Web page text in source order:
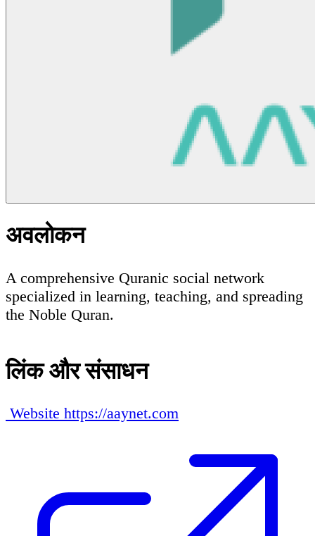
अवलोकन
A comprehensive Quranic social network
specialized in learning, teaching, and spreading
the Noble Quran.
लिंक और संसाधन
Website https://aaynet.com